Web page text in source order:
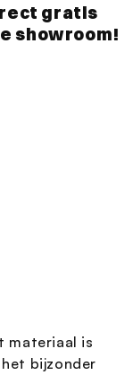
gratis
showroom!
materiaal is
bijzonder